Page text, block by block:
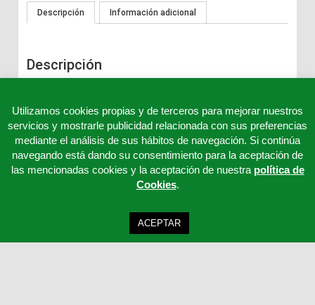
Descripción Información adicional
Descripción
Utilizamos cookies propias y de terceros para mejorar nuestros
servicios y mostrarle publicidad relacionada con sus preferencias
mediante el análisis de sus hábitos de navegación. Si continúa
navegando está dando su consentimiento para la aceptación de
las mencionadas cookies y la aceptación de nuestra política de
Cookies.
ACEPTAR